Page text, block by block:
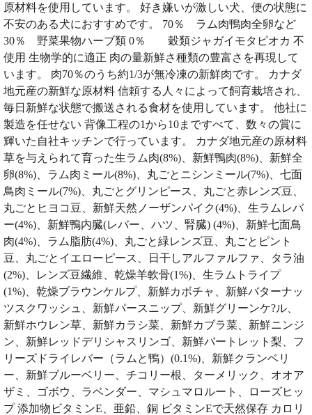
原材料を使用しています。 好き嫌いが激しい犬、便の状態に
不安のある犬におすすめです。 70％ ラム肉鴨肉全卵など
30％ 野菜果物ハーブ類 0％ 穀類ジャガイモタピオカ 不
使用 生物学的に適正 肉の量新鮮さ種類の豊富さを再現して
います。 肉70％のうち約1/3が無冷凍の新鮮肉です。 カナダ
地元産の新鮮な原材料 信頼する人々によって飼育栽培され、
毎日新鮮な状態で搬送される食材を使用しています。 他社に
製造を任せない 背像工程の1から10まですべて、数々の賞に
輝いた自社キッチンで行っています。 カナダ地元産の原材料
草を与えられて育った生ラム肉(8%)、新鮮鴨肉(8%)、新鮮全
卵(8%)、ラム肉ミール(8%)、丸ごとニシンミール(7%)、七面
鳥肉ミール(7%)、丸ごとグリンピース、丸ごと赤レンズ豆、
丸ごとヒヨコ豆、新鮮天然ノーザンパイク(4%)、生ラムレバ
ー(4%)、新鮮鴨内臓(レバー、ハツ、腎臓) (4%)、新鮮七面鳥
肉(4%)、ラム脂肪(4%)、丸ごと緑レンズ豆、丸ごとピント
豆、丸ごとイエローピース、日干しアルファルファ、タラ油
(2%)、レンズ豆繊維、乾燥羊軟骨(1%)、生ラムトライプ
(1%)、乾燥ブラウンケルプ、新鮮カボチャ、新鮮バターナッ
ツスクワッシュ、新鮮パースニップ、新鮮グリーンケ?ル、
新鮮ホウレン草、新鮮カラシ菜、新鮮カブラ菜、新鮮ニンジ
ン、新鮮レッドデリシャスリンゴ、新鮮バートレット梨、フ
リーズドライレバー（ラムと鴨）(0.1%)、新鮮クランベリ
ー、新鮮ブルーベリー、チコリー根、ターメリック、オオア
ザミ、ゴボウ、ラベンダー、マシュマロルート、ローズヒッ
プ 添加物ビタミンE、亜鉛、銅 ビタミンEで天然保存 カロリ